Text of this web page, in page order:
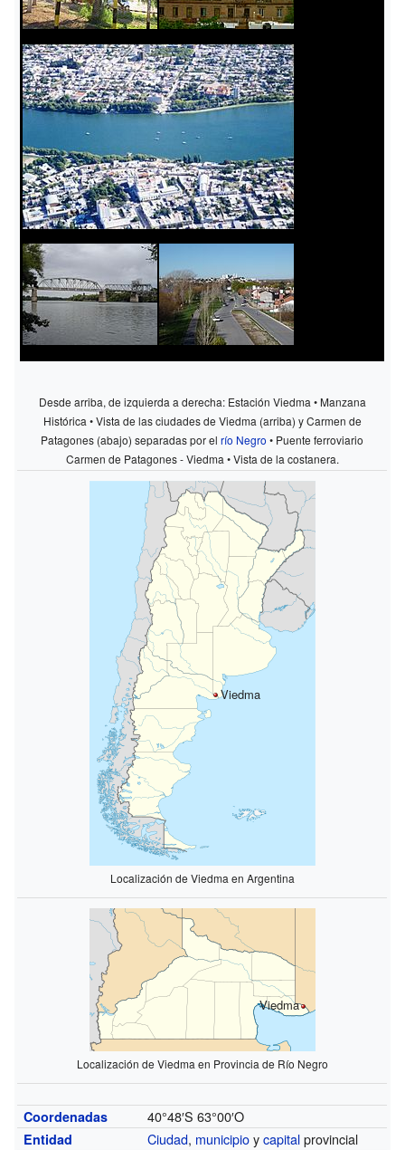
Desde arriba, de izquierda a derecha: Estación Viedma • Manzana
Histórica • Vista de las ciudades de Viedma (arriba) y Carmen de
Patagones (abajo) separadas por elrío Negro • Puente ferroviario
Carmen de Patagones - Viedma • Vista de la costanera.
Viedma
Localización de Viedma en Argentina
Viedma
Localización de Viedma en Provincia de Río Negro
Coordenadas 40°48′S 63°00′O
Entidad Ciudad, municipioycapitalprovincial